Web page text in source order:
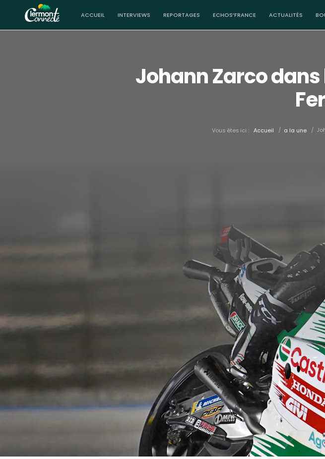
ACCUEIL INTERVIEWS REPORTAGES ECHOS’FRANCE ACTUALITÉS
Johann Zarco
Vous êtes ici : Accueil / a la une /